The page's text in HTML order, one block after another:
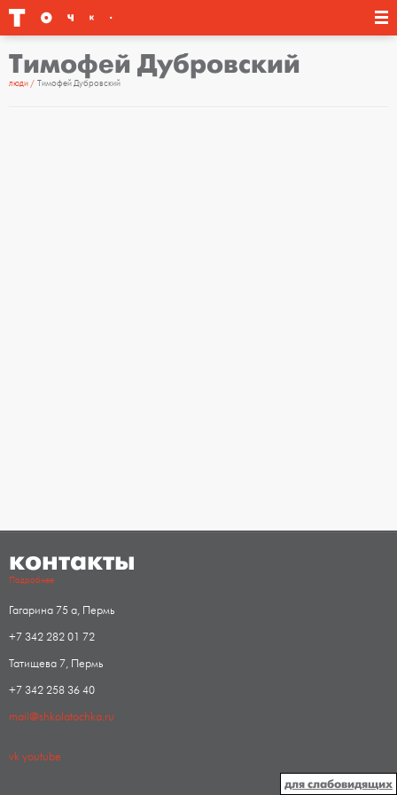
Тимофей Дубровский
люди Тимофей Дубровский
контакты
Подробнее
Гагарина 75 а, Пермь
+7 342 282 01 72
Татищева 7, Пермь
+7 342 258 36 40
mail@shkolatochka.ru
vkyoutube
для слабовидящих